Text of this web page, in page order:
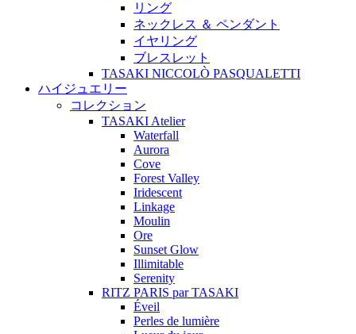
リング
ネックレス ＆ ペンダント
イヤリング
ブレスレット
TASAKI NICCOLÒ PASQUALETTI
ハイジュエリー
コレクション
TASAKI Atelier
Waterfall
Aurora
Cove
Forest Valley
Iridescent
Linkage
Moulin
Ore
Sunset Glow
Illimitable
Serenity
RITZ PARIS par TASAKI
Éveil
Perles de lumière